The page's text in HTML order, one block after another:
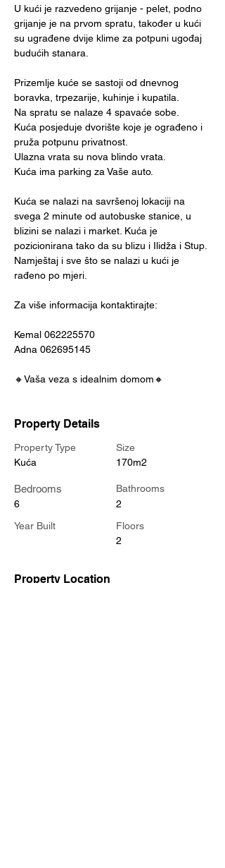
U kući je razvedeno grijanje - pelet, podno
grijanje je na prvom spratu, također u kući
su ugrađene dvije klime za potpuni ugođaj
budućih stanara.
Prizemlje kuće se sastoji od dnevnog
boravka, trpezarije, kuhinje i kupatila.
Na spratu se nalaze 4 spavaće sobe.
Kuća posjeduje dvorište koje je ograđeno i
pruža potpunu privatnost.
Ulazna vrata su nova blindo vrata.
Kuća ima parking za Vaše auto.
Kuća se nalazi na savršenoj lokaciji na
svega 2 minute od autobuske stanice, u
blizini se nalazi i market. Kuća je
pozicionirana tako da su blizu i Ilidža i Stup.
Namještaj i sve što se nalazi u kući je
rađeno po mjeri.
Za više informacija kontaktirajte:
Kemal 062225570
Adna 062695145
🔸Vaša veza s idealnim domom🔸
Property Details
Property Type
Kuća
Bedrooms
6
Year Built
Size
170m2
Bathrooms
2
Floors
2
Property Location